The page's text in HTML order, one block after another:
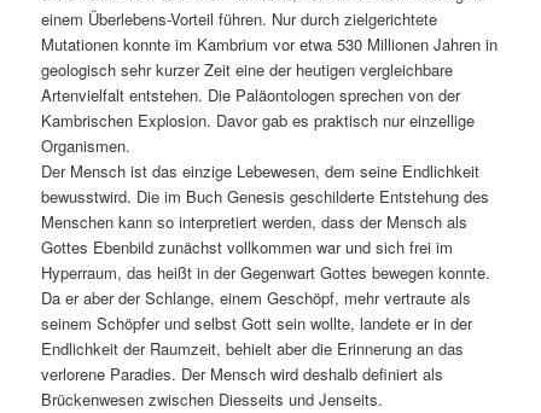
einem Überlebens-Vorteil führen. Nur durch zielgerichtete
Mutationen konnte im Kambrium vor etwa 530 Millionen Jahren in
geologisch sehr kurzer Zeit eine der heutigen vergleichbare
Artenvielfalt entstehen. Die Paläontologen sprechen von der
Kambrischen Explosion. Davor gab es praktisch nur einzellige
Organismen.
Der Mensch ist das einzige Lebewesen, dem seine Endlichkeit
bewusstwird. Die im Buch Genesis geschilderte Entstehung des
Menschen kann so interpretiert werden, dass der Mensch als
Gottes Ebenbild zunächst vollkommen war und sich frei im
Hyperraum, das heißt in der Gegenwart Gottes bewegen konnte.
Da er aber der Schlange, einem Geschöpf, mehr vertraute als
seinem Schöpfer und selbst Gott sein wollte, landete er in der
Endlichkeit der Raumzeit, behielt aber die Erinnerung an das
verlorene Paradies. Der Mensch wird deshalb definiert als
Brückenwesen zwischen Diesseits und Jenseits.